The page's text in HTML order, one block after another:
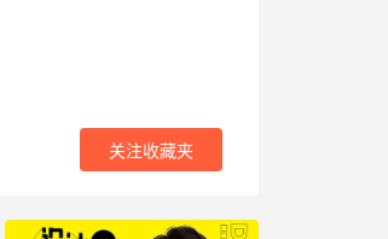
关注收藏夹